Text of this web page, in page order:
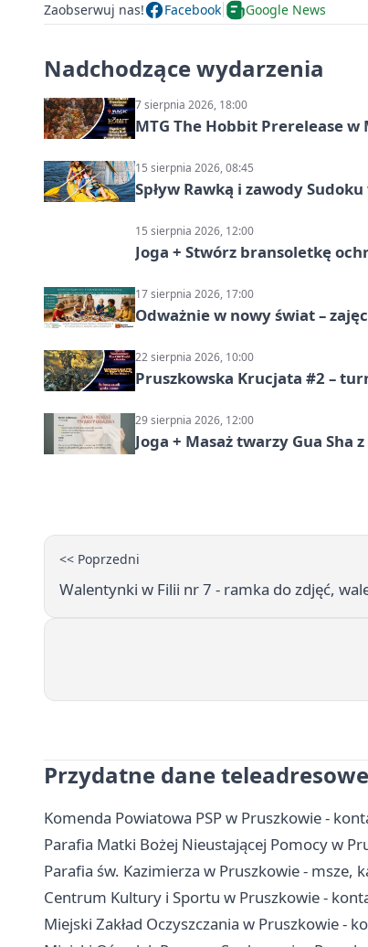
Zaobserwuj nas! Facebook Google News
Nadchodzące wydarzenia
7 sierpnia 2026, 18:00
MTG The Hobbit Prerelease
15 sierpnia 2026, 08:45
Spływ Rawką i zawody
15 sierpnia 2026, 12:00
Joga + Stwórz bransoletkę
17 sierpnia 2026, 17:00
Odważnie w nowy świat –
22 sierpnia 2026, 10:00
Pruszkowska Krucjata #2 –
29 sierpnia 2026, 12:00
Joga + Masaż twarzy Gua Sha
<< Poprzedni
Walentynki w Filii nr 7 - ramka do zdjęć,
Przydatne dane teleadresowe
Komenda Powiatowa PSP w Pruszkowie -
Parafia Matki Bożej Nieustającej Pomocy w
Parafia św. Kazimierza w Pruszkowie - msze,
Centrum Kultury i Sportu w Pruszkowie -
Miejski Zakład Oczyszczania w Pruszkowie -